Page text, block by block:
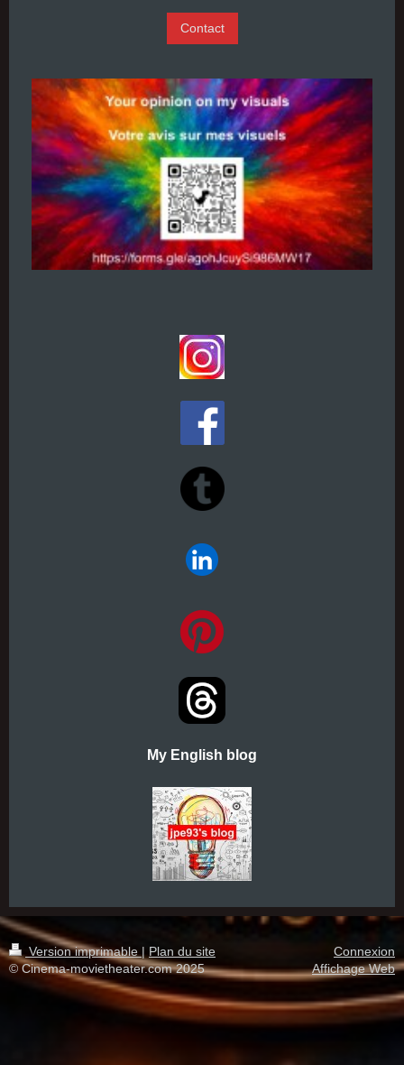
Contact
My English blog
Version imprimable | Plan du site
© Cinema-movietheater.com 2025
Connexion
Affichage Web